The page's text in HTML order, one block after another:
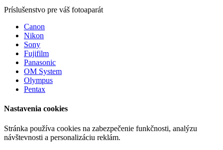
Príslušenstvo pre váš fotoaparát
Canon
Nikon
Sony
Fujifilm
Panasonic
OM System
Olympus
Pentax
Nastavenia cookies
Stránka používa cookies na zabezpečenie funkčnosti, analýzu
návštevnosti a personalizáciu reklám.